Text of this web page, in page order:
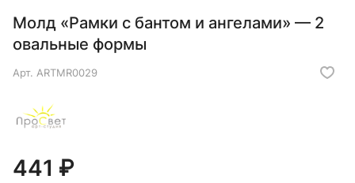
Молд «Рамки с бантом и ангелами» — 2
овальные формы
Арт. ARTMR0029
441 ₽